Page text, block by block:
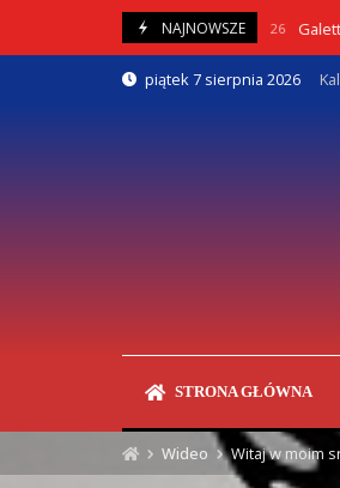
content
NAJNOWSZE
05/08/2026 Galette
piątek 7 sierpnia 2026
STRONA GŁÓWNA
Wideo Witaj w moim